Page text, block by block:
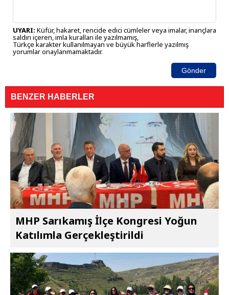
UYARI: Küfür, hakaret, rencide edici cümleler veya imalar, inançlara
saldırı içeren, imla kuralları ile yazılmamış,
Türkçe karakter kullanılmayan ve büyük harflerle yazılmış
yorumlar onaylanmamaktadır.
Gönder
BENZER HABERLER
MHP Sarıkamış İlçe Kongresi Yoğun
Katılımla Gerçekleştirildi